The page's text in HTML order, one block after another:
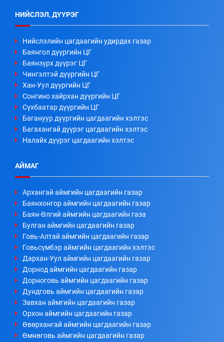
НИЙСЛЭЛ, ДҮҮРЭГ
Нийслэлийн цагдаагийн удирдах газар
Баянгол дүүргийн ЦГ
Баянзүрх дүүрэг ЦГ
Чингэлтэй дүүргийн ЦГ
Хан-Уул дүүргийн ЦГ
Сонгино хайрхан дүүргийн ЦГ
Сүхбаатар дүүргийн ЦГ
Багануур дүүргийн цагдаагийн хэлтэс
Багахангай дүүрэг цагдаагийн хэлтэс
Налайх дүүрэг цагдаагийн хэлтэс
АЙМАГ
Архангай аймгийн цагдаагийн газар
Баянхонгор аймгийн цагдаагийн газар
Баян-Өлгий аймгийн цагдаагийн газа
Булган аймгийн цагдаагийн газар
Говь-Алтай аймгийн цагдаагийн газар
Говьсүмбэр аймгийн цагдаагийн хэлтэс
Дархан-Уул аймгийн цагдаагийн газар
Дорнод аймгийн цагдаагийн газар
Дорноговь аймгийн цагдаагийн газар
Дундговь аймгийн цагдаагийн газар
Завхан аймгийн цагдаагийн газар
Орхон аймгийн цагдаагийн газар
Өвөрхангай аймгийн цагдаагийн газар
Өмнөговь аймгийн цагдаагийн газар